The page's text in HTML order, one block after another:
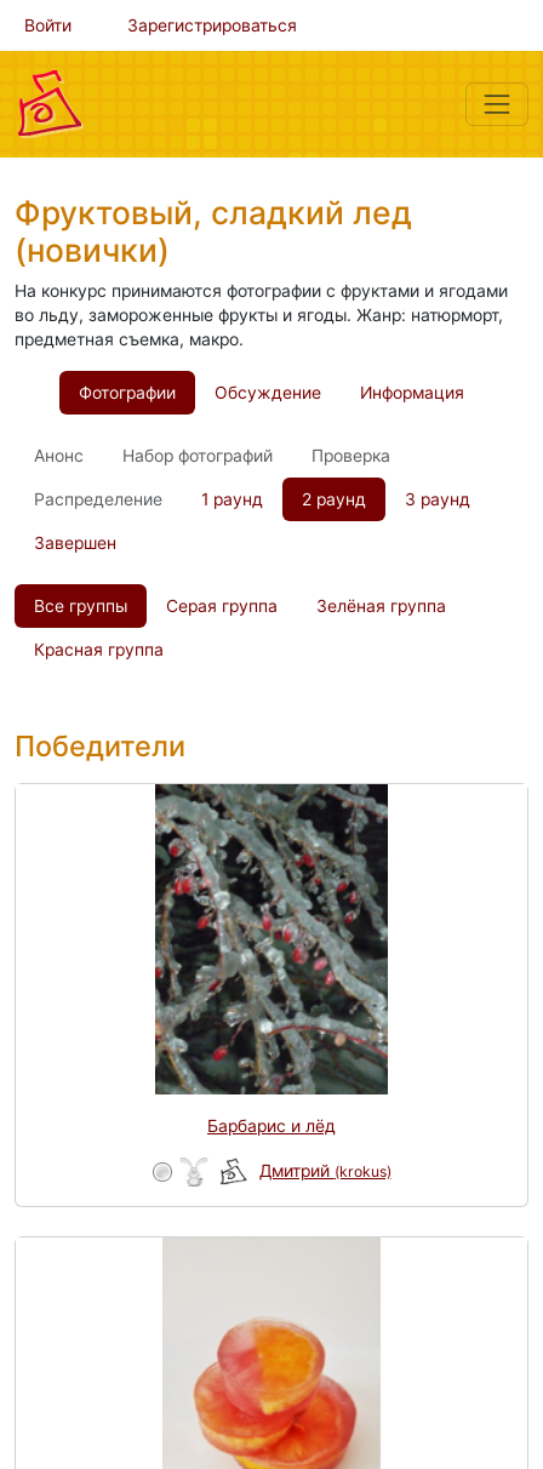
Войти Зарегистрироваться
Фруктовый, сладкий лед
(новички)
На конкурс принимаются фотографии с фруктами и ягодами
во льду, замороженные фрукты и ягоды. Жанр: натюрморт,
предметная съемка, макро.
Фотографии Обсуждение Информация
Анонс Набор фотографий Проверка
Распределение 1 раунд 2 раунд 3 раунд
Завершен
Все группы Серая группа Зелёная группа
Красная группа
Победители
Барбарис и лёд
Дмитрий (krokus)